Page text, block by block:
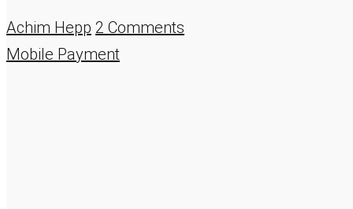
Achim Hepp 2 Comments
Mobile Payment